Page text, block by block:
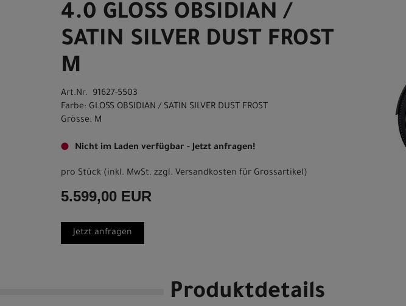
4.0 GLOSS OBSIDIAN /
SATIN SILVER DUST FROST
M
Art.Nr. 91627-5503
Farbe: GLOSS OBSIDIAN / SATIN SILVER DUST FROST
Grösse: M
Nicht im Laden verfügbar - Jetzt anfragen!
pro Stück (inkl. MwSt. zzgl. Versandkosten für Grossartikel)
5.599,00 EUR
Jetzt anfragen
Produktdetails